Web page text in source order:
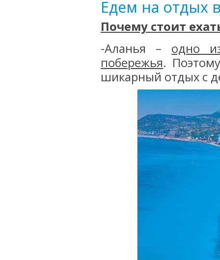
Едем на отдых
Почему стоит
-Аланья – одно
побережья.
шикарный отдых с